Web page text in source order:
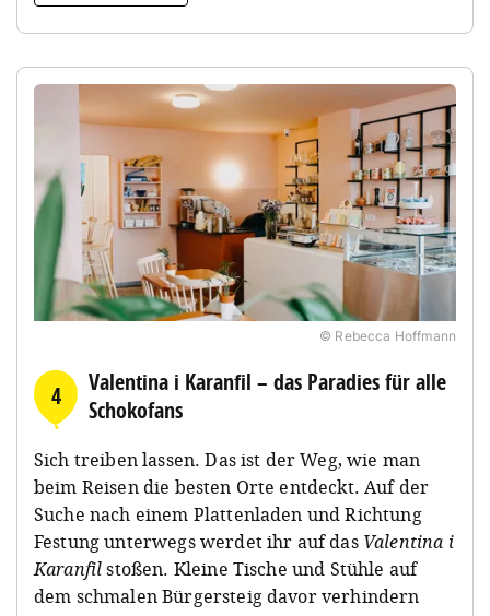
© Rebecca Hoffmann
4
Valentina i Karanfil – das Paradies für alle
Schokofans
Sich treiben lassen. Das ist der Weg, wie man
beim Reisen die besten Orte entdeckt. Auf der
Suche nach einem Plattenladen und Richtung
Festung unterwegs werdet ihr auf das Valentina i
Karanfilstoßen. Kleine Tische und Stühle auf
dem schmalen Bürgersteig davor verhindern